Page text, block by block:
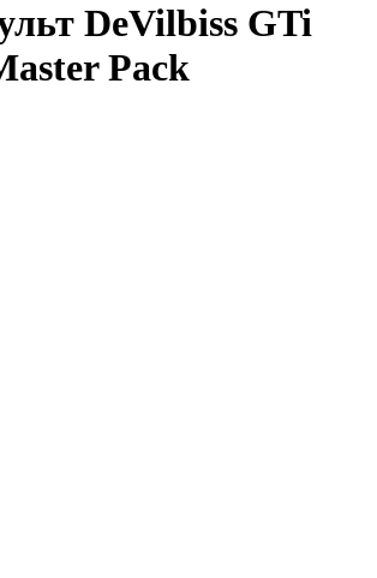
DeVilbiss GTi
Pack